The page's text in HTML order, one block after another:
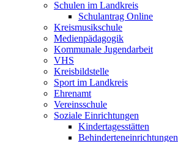
Schulen im Landkreis
Schulantrag Online
Kreismusikschule
Medienpädagogik
Kommunale Jugendarbeit
VHS
Kreisbildstelle
Sport im Landkreis
Ehrenamt
Vereinsschule
Soziale Einrichtungen
Kindertagesstätten
Behinderteneinrichtungen